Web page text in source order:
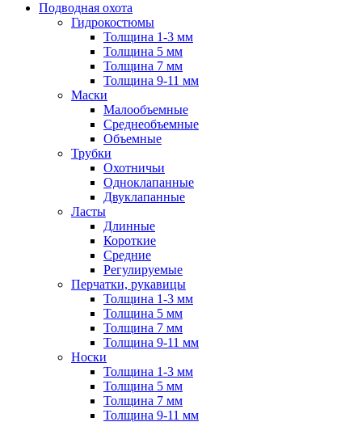
Подводная охота
Гидрокостюмы
Толщина 1-3 мм
Толщина 5 мм
Толщина 7 мм
Толщина 9-11 мм
Маски
Малообъемные
Среднеобъемные
Объемные
Трубки
Охотничьи
Одноклапанные
Двуклапанные
Ласты
Длинные
Короткие
Средние
Регулируемые
Перчатки, рукавицы
Толщина 1-3 мм
Толщина 5 мм
Толщина 7 мм
Толщина 9-11 мм
Носки
Толщина 1-3 мм
Толщина 5 мм
Толщина 7 мм
Толщина 9-11 мм